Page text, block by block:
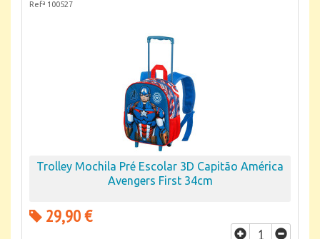
Refª 100527
Trolley Mochila Pré Escolar 3D Capitão América
Avengers First 34cm
29,90 €